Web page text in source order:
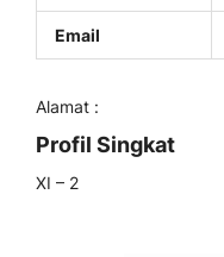
Email
Alamat :
Profil Singkat
XI – 2